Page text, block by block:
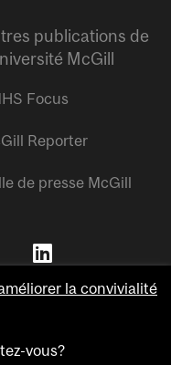
publications de
McGill
Focus
Reporter
de presse McGill
la convivialité
vous?